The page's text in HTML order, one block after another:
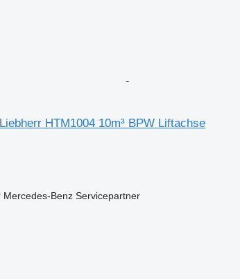
HTM1004 10m³ BPW Liftachse
Benz Servicepartner